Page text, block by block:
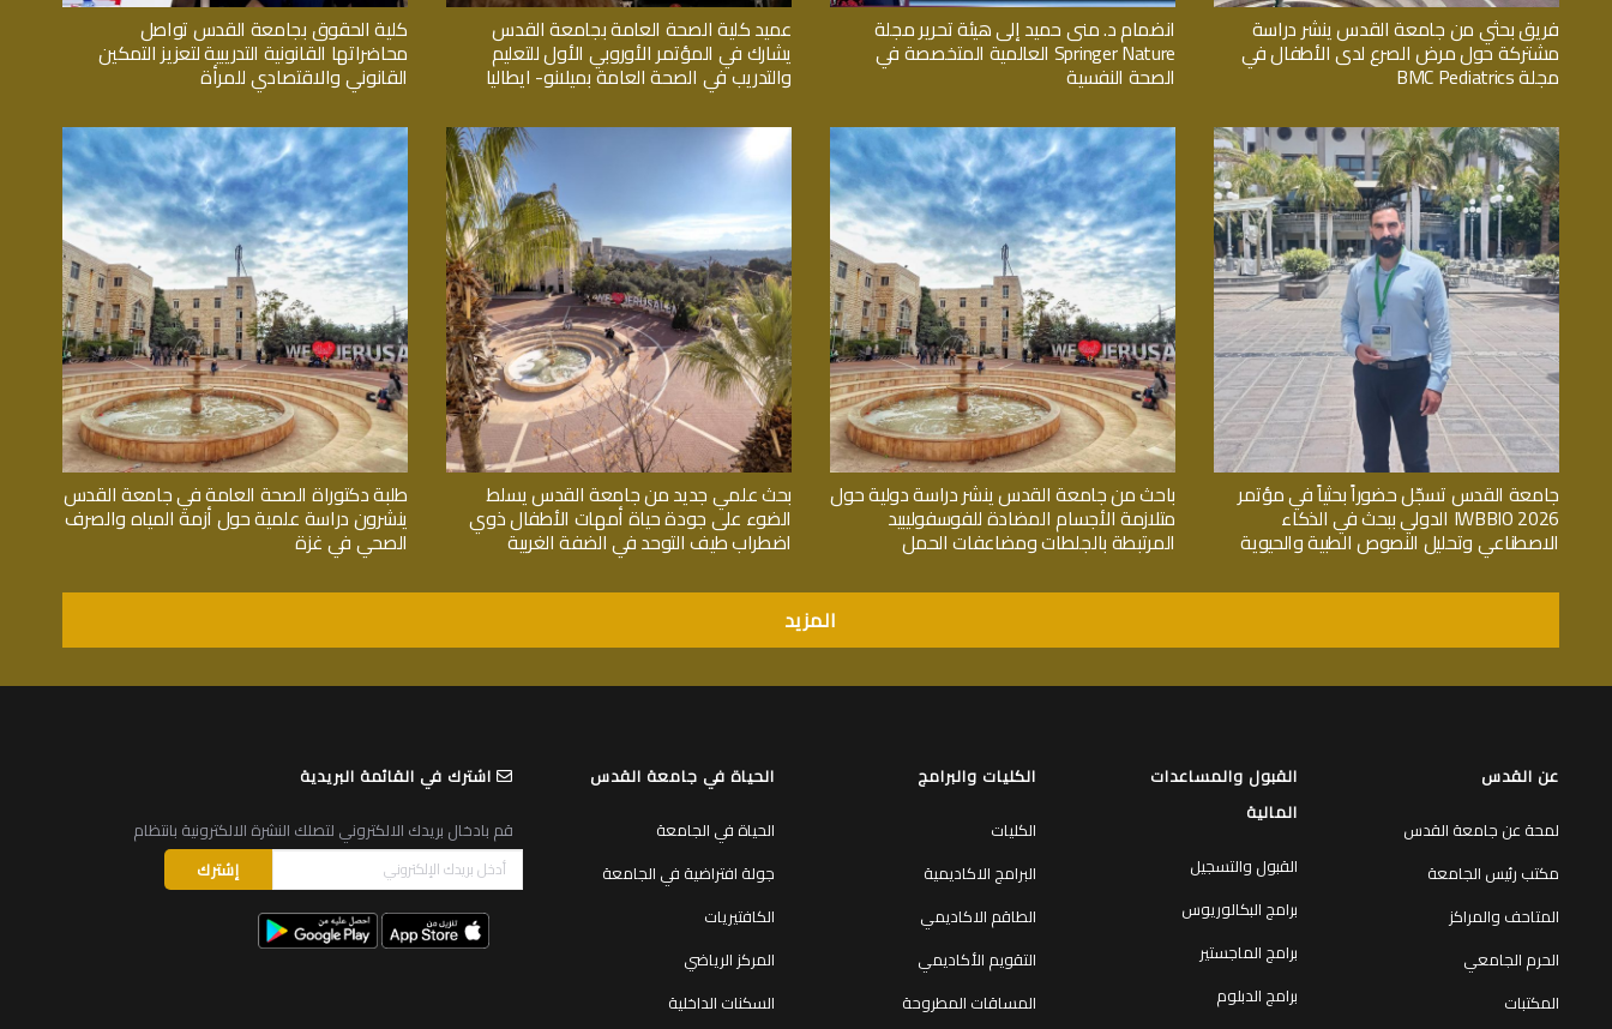
فريق بحثي من جامعة القدس ينشر دراسة
مشتركة حول مرض الصرع لدى الأطفال في
مجلة BMC Pediatrics
انضمام د. منى حميد إلى هيئة تحرير مجلة
Springer Nature العالمية المتخصصة في
الصحة النفسية
عميد كلية الصحة العامة بجامعة القدس
يشارك في المؤتمر الأوروبي الأول للتعليم
والتدريب في الصحة العامة بميلانو- ايطاليا
كلية الحقوق بجامعة القدس تواصل
محاضراتها القانونية التدريبية لتعزيز التمكين
القانوني والاقتصادي للمرأة
جامعة القدس تسجّل حضوراً بحثياً في مؤتمر
IWBBIO 2026 الدولي ببحث في الذكاء
الاصطناعي وتحليل النصوص الطبية والحيوية
باحث من جامعة القدس ينشر دراسة دولية حول
متلازمة الأجسام المضادة للفوسفوليبيد
المرتبطة بالجلطات ومضاعفات الحمل
بحث علمي جديد من جامعة القدس يسلط
الضوء على جودة حياة أمهات الأطفال ذوي
اضطراب طيف التوحد في الضفة الغربية
طلبة دكتوراة الصحة العامة في جامعة القدس
ينشرون دراسة علمية حول أزمة المياه والصرف
الصحي في غزة
المزيد
عن القدس
لمحة عن جامعة القدس
مكتب رئيس الجامعة
المتاحف والمراكز
الحرم الجامعي
المكتبات
القبول والمساعدات
المالية
القبول والتسجيل
برامج البكالوريوس
برامج الماجستير
برامج الدبلوم
الكليات والبرامج
الكليات
البرامج الاكاديمية
الطاقم الاكاديمي
التقويم الأكاديمي
المساقات المطروحة
الحياة في جامعة القدس
الحياة في الجامعة
جولة افتراضية في الجامعة
الكافتيريات
المركز الرياضي
السكنات الداخلية
اشترك في القائمة البريدية
قم بادخال بريدك الالكتروني لتصلك النشرة الالكترونية بانتظام